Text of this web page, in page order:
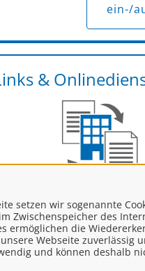
setzen wir sogenannte
Zwischenspeicher des
ermöglichen die
Webseite zuverlässig
und können deshalb
ein-/
&
Zum Antrag
Für mit
markierte